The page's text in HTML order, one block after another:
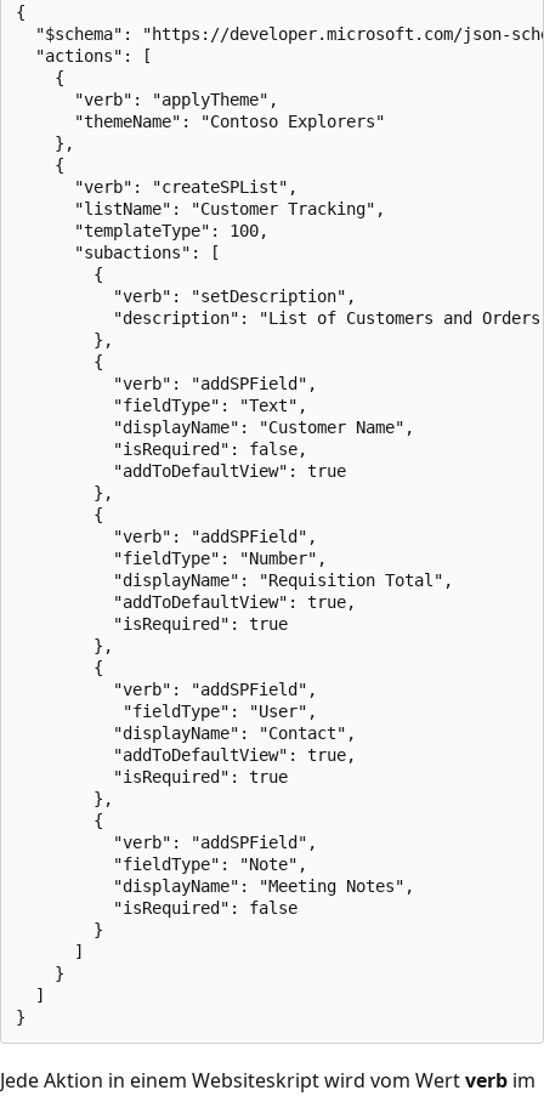
{
"$schema": "https://developer.microsoft.com/json-
  "actions": [
    {
      "verb": "applyTheme",
      "themeName": "Contoso Explorers"
    },
    {
      "verb": "createSPList",
      "listName": "Customer Tracking",
      "templateType": 100,
      "subactions": [
        {
          "verb": "setDescription",
"description": "List of Customers and
        },
        {
          "verb": "addSPField",
          "fieldType": "Text",
          "displayName": "Customer Name",
          "isRequired": false,
          "addToDefaultView": true
        },
        {
          "verb": "addSPField",
          "fieldType": "Number",
          "displayName": "Requisition Total",
          "addToDefaultView": true,
          "isRequired": true
        },
        {
          "verb": "addSPField",
           "fieldType": "User",
          "displayName": "Contact",
          "addToDefaultView": true,
          "isRequired": true
        },
        {
          "verb": "addSPField",
          "fieldType": "Note",
          "displayName": "Meeting Notes",
          "isRequired": false
        }
      ]
    }
  ]
Jede Aktion in einem Websiteskript wird vom Wertverb im